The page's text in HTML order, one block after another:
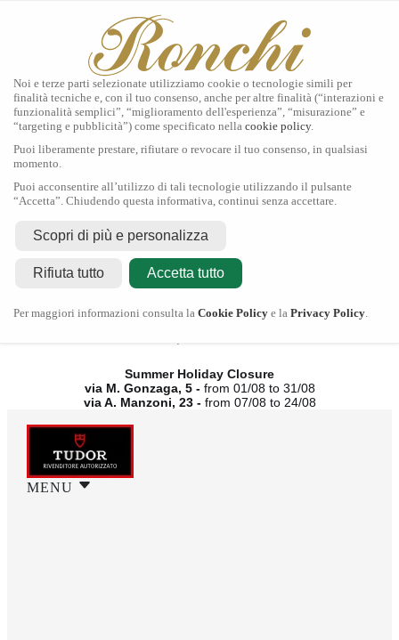
Tudor
Orologi
Secondo Polso
Contatti
Chiusura Estiva
dal 01/08 al 31/08
Summer Holiday Closure
via M. Gonzaga, 5 - from 01/08 to 31/08
via A. Manzoni, 23 - from 07/08 to 24/08
MENU
Noi e terze parti selezionate utilizziamo cookie o tecnologie simili per
finalità tecniche e, con il tuo consenso, anche per altre finalità (“interazioni e
funzionalità semplici”, “miglioramento dell'esperienza”, “misurazione” e
“targeting e pubblicità”) come specificato nella cookie policy.
Puoi liberamente prestare, rifiutare o revocare il tuo consenso, in qualsiasi
momento.
Puoi acconsentire all’utilizzo di tali tecnologie utilizzando il pulsante
“Accetta”. Chiudendo questa informativa, continui senza accettare.
Scopri di più e personalizza
Rifiuta tutto Accetta tutto
Per maggiori informazioni consulta la Cookie Policy e la Privacy Policy.